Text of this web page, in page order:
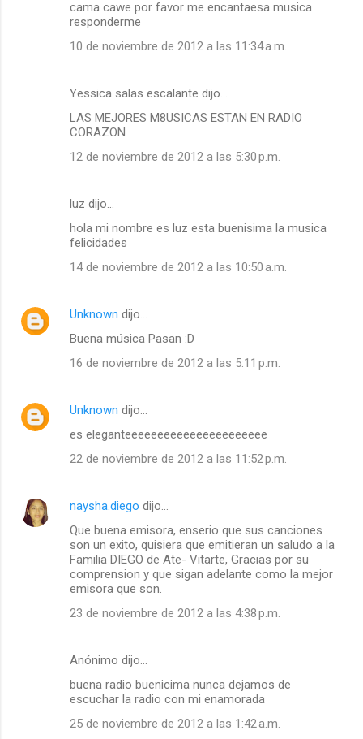
cama cawe por favor me encantaesa musica
responderme
10 de noviembre de 2012 a las 11:34 a.m.
Yessica salas escalante dijo…
LAS MEJORES M8USICAS ESTAN EN RADIO
CORAZON
12 de noviembre de 2012 a las 5:30 p.m.
luz dijo…
hola mi nombre es luz esta buenisima la musica
felicidades
14 de noviembre de 2012 a las 10:50 a.m.
Unknown dijo…
Buena música Pasan :D
16 de noviembre de 2012 a las 5:11 p.m.
Unknown dijo…
es eleganteeeeeeeeeeeeeeeeeeeeee
22 de noviembre de 2012 a las 11:52 p.m.
naysha.diego dijo…
Que buena emisora, enserio que sus canciones
son un exito, quisiera que emitieran un saludo a la
Familia DIEGO de Ate- Vitarte, Gracias por su
comprension y que sigan adelante como la mejor
emisora que son.
23 de noviembre de 2012 a las 4:38 p.m.
Anónimo dijo…
buena radio buenicima nunca dejamos de
escuchar la radio con mi enamorada
25 de noviembre de 2012 a las 1:42 a.m.